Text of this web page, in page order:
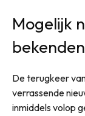
Mogelijk
De terugkeer
verrassende
inmiddels volop